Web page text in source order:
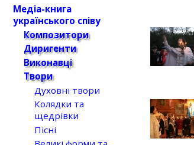
Медіа-книга
українського співу
Композитори
Диригенти
Виконавці
Твори
Духовні твори
Колядки та
щедрівки
Пісні